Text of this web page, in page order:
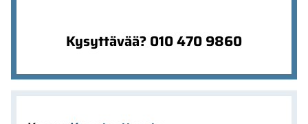
Kysyttävää? 010 470 9860